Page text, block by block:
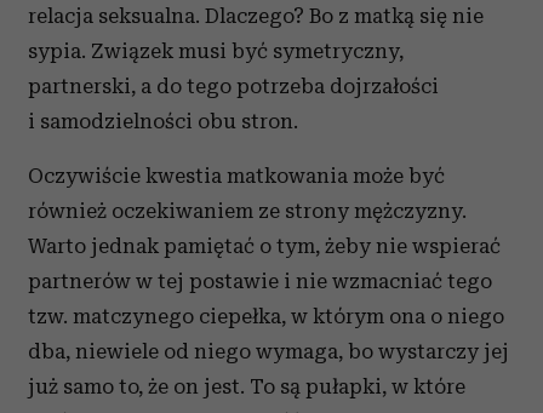
relacja seksualna. Dlaczego? Bo z matką się nie
sypia. Związek musi być symetryczny,
partnerski, a do tego potrzeba dojrzałości
i samodzielności obu stron.
Oczywiście kwestia matkowania może być
również oczekiwaniem ze strony mężczyzny.
Warto jednak pamiętać o tym, żeby nie wspierać
partnerów w tej postawie i nie wzmacniać tego
tzw. matczynego ciepełka, w którym ona o niego
dba, niewiele od niego wymaga, bo wystarczy jej
już samo to, że on jest. To są pułapki, w które